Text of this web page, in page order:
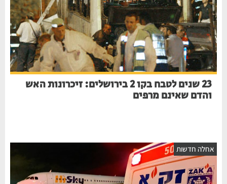
23 שנים לטבח בקו 2 בירושלים: זיכרונות האש
והדם שאינם מרפים
אחלה חדשות